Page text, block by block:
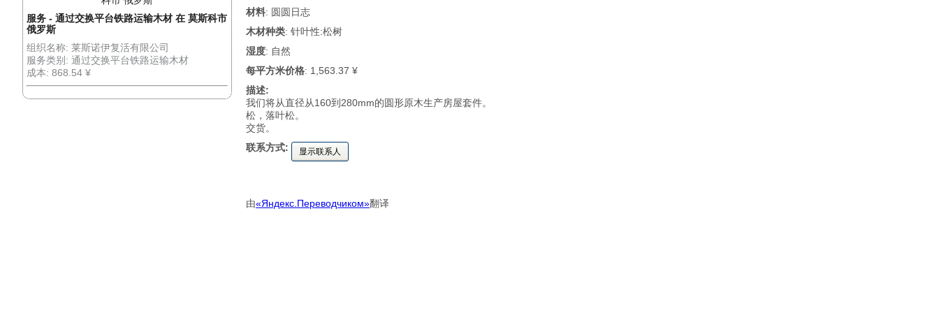
服务 - 通过交换平台铁路运输木材 在 莫斯科市
俄罗斯
组织名称: 莱斯诺伊复活有限公司
服务类别: 通过交换平台铁路运输木材
成本: 868.54 ¥
材料: 圆圆日志
木材种类: 针叶性:松树
湿度: 自然
每平方米价格: 1,563.37 ¥
描述:
我们将从直径从160到280mm的圆形原木生产房屋套件。
松，落叶松。
交货。
联系方式:
显示联系人
由«Яндекс.Переводчиком»翻译